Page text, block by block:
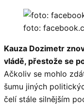
foto:
Kauza Dozimetr
vládě, přestože se
Ačkoliv se mohlo
šumu jiných
čelí stále silnějším